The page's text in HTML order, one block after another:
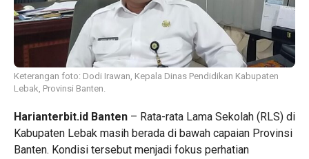
Keterangan foto: Dodi Irawan, Kepala Dinas Pendidikan Kabupaten
Lebak, Provinsi Banten.
Harianterbit.id Banten – Rata-rata Lama Sekolah (RLS) di
Kabupaten Lebak masih berada di bawah capaian Provinsi
Banten. Kondisi tersebut menjadi fokus perhatian